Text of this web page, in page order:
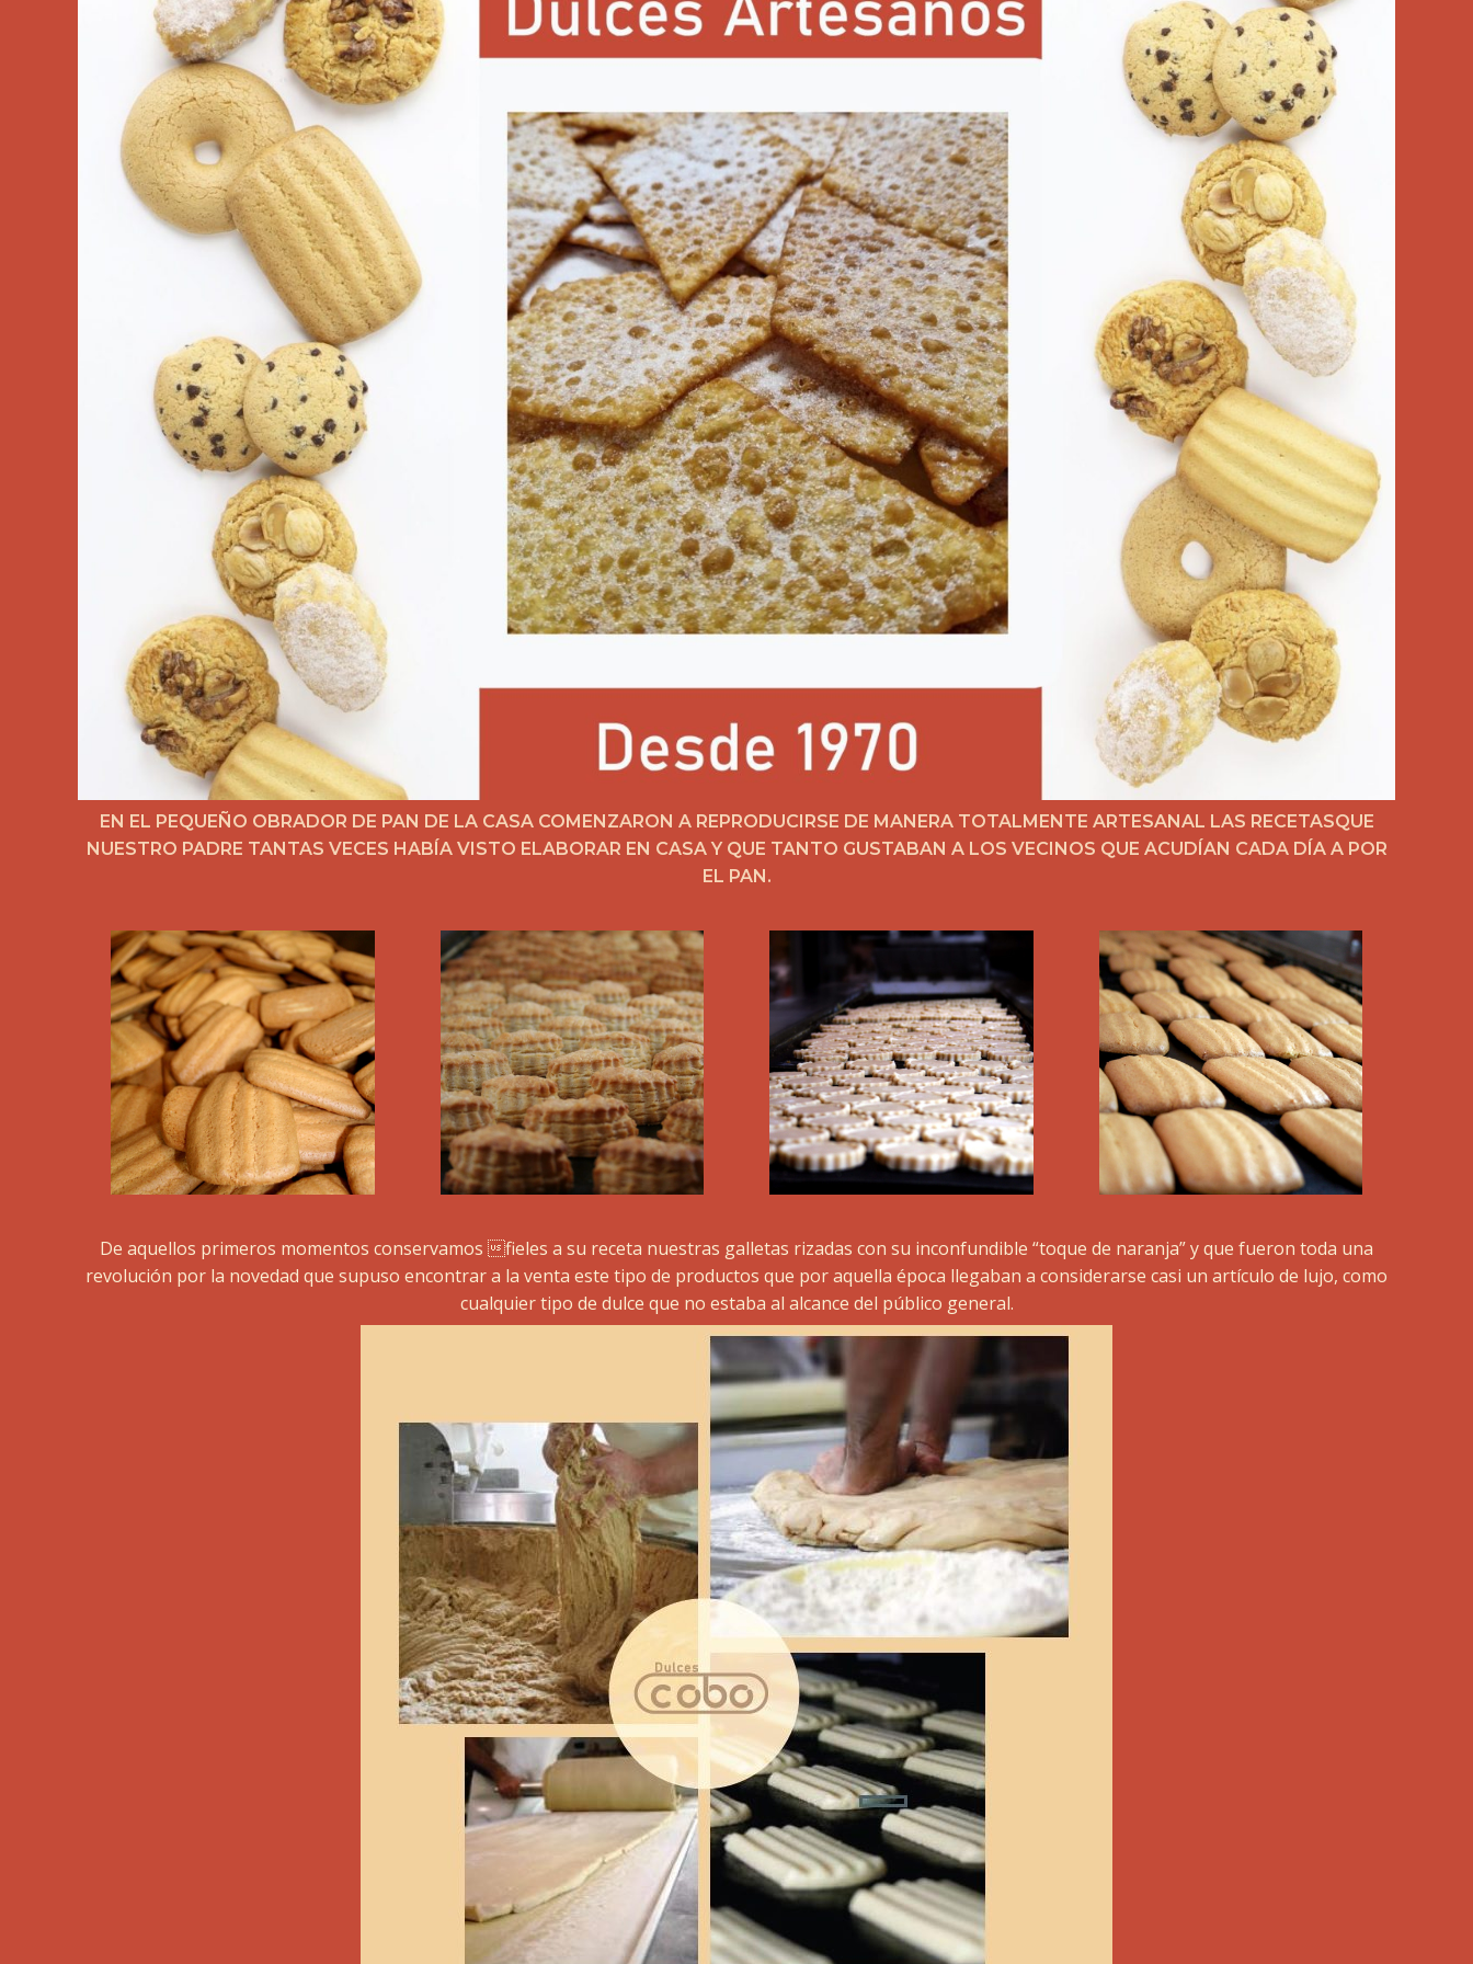
EN EL PEQUEÑO OBRADOR DE PAN DE LA CASA COMENZARON A REPRODUCIRSE DE MANERA TOTALMENTE ARTESANAL LAS RECETASQUE
NUESTRO PADRE TANTAS VECES HABÍA VISTO ELABORAR EN CASA Y QUE TANTO GUSTABAN A LOS VECINOS QUE ACUDÍAN CADA DÍA A POR
EL PAN.
De aquellos primeros momentos conservamos fieles a su receta nuestras galletas rizadas con su inconfundible “toque de naranja” y que fueron toda una
revolución por la novedad que supuso encontrar a la venta este tipo de productos que por aquella época llegaban a considerarse casi un artículo de lujo, como
cualquier tipo de dulce que no estaba al alcance del público general.